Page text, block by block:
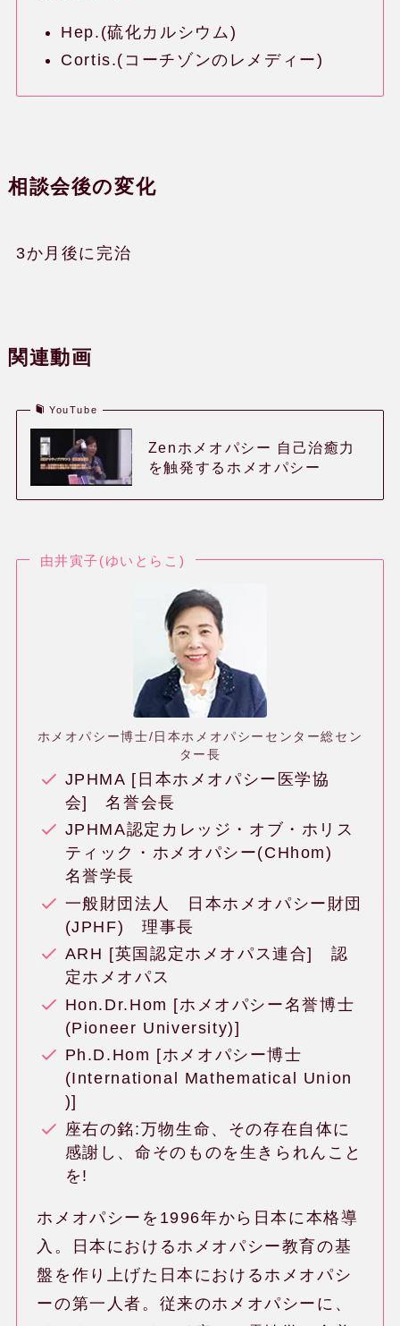
健康相談会の治癒・改善例
Hep.(硫化カルシウム)
Cortis.(コーチゾンのレメディー)
相談会後の変化
3か月後に完治
関連動画
YouTube
Zenホメオパシー 自己治癒力
を触発するホメオパシー
由井寅子(ゆいとらこ)
ホメオパシー博士/日本ホメオパシーセンター総セン
ター長
JPHMA [日本ホメオパシー医学協
会] 名誉会長
JPHMA認定カレッジ・オブ・ホリス
ティック・ホメオパシー(CHhom)
名誉学長
一般財団法人 日本ホメオパシー財団
(JPHF) 理事長
ARH [英国認定ホメオパス連合] 認
定ホメオパス
Hon.Dr.Hom [ホメオパシー名誉博士
(Pioneer University)]
Ph.D.Hom [ホメオパシー博士
(International Mathematical Union
)]
座右の銘:万物生命、その存在自体に
感謝し、命そのものを生きられんこと
を!
ホメオパシーを1996年から日本に本格導
入。日本におけるホメオパシー教育の基
盤を作り上げた日本におけるホメオパシ
ーの第一人者。従来のホメオパシーに、